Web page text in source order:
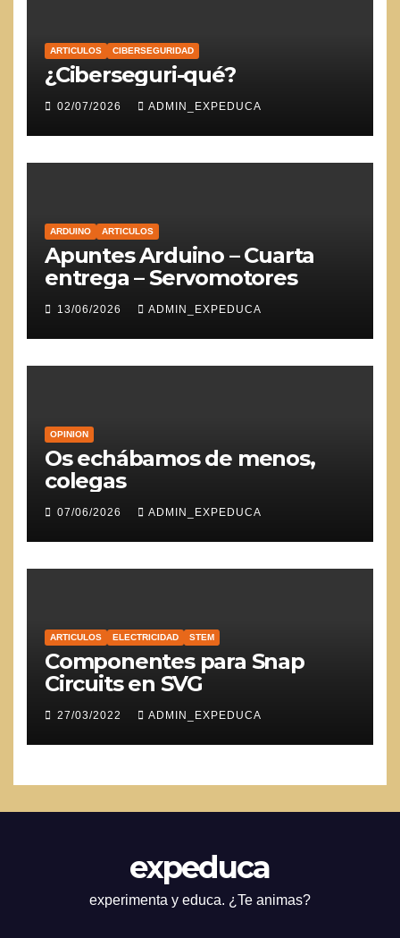
ARTICULOS CIBERSEGURIDAD
¿Ciberseguri-qué?
02/07/2026 ADMIN_EXPEDUCA
ARDUINO ARTICULOS
Apuntes Arduino – Cuarta
entrega – Servomotores
13/06/2026 ADMIN_EXPEDUCA
OPINION
Os echábamos de menos,
colegas
07/06/2026 ADMIN_EXPEDUCA
ARTICULOS ELECTRICIDAD STEM
Componentes para Snap
Circuits en SVG
27/03/2022 ADMIN_EXPEDUCA
expeduca
experimenta y educa. ¿Te animas?